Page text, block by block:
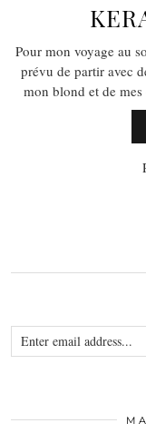
Pour mon voyage au
prévu de partir avec
mon blond et de